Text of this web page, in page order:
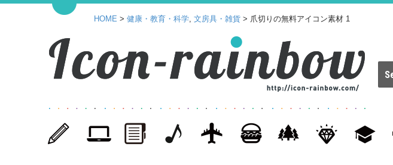
HOME > 健康・教育・科学, 文房具・雑貨 > 爪切りの無料アイコン素材 1